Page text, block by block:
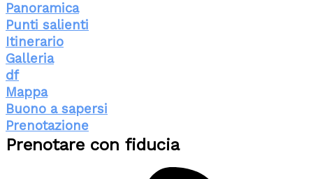
Panoramica
Punti salienti
Itinerario
Galleria
df
Mappa
Buono a sapersi
Prenotazione
Prenotare con fiducia